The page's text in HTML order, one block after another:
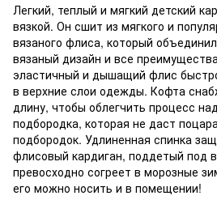
Легкий, теплый и мягкий детский
вязкой. Он сшит из мягкого и
вязаного флиса, который
вязаный дизайн и все
эластичный и дышащий флис
в верхние слои одежды. Кофта
длину, чтобы облегчить процесс
подбородка, которая не даст
подбородок. Удлиненная спинка
флисовый кардиган, поддетый под
превосходно согреет в морозные
его можно носить и в помещении!